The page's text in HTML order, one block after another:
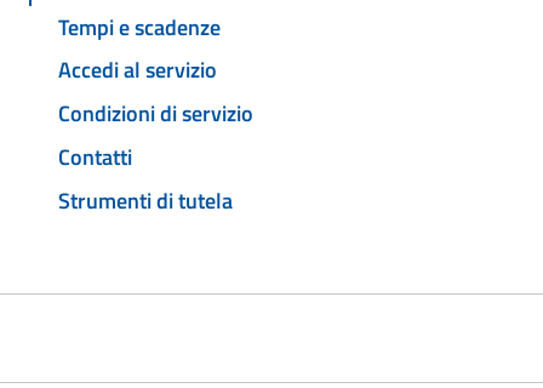
Tempi e scadenze
Accedi al servizio
Condizioni di servizio
Contatti
Strumenti di tutela